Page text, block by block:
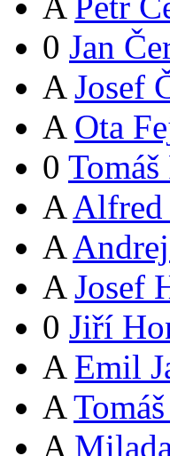
0 Jan
A Josef
A Ota
0
A Alfred
A
A Josef
0 Jiří
A Emil
A
A